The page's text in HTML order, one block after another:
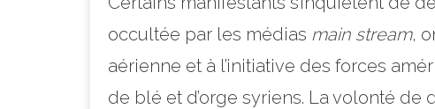
occultée par les médias main stream,
aérienne et à l’initiative des forces
de blé et d’orge syriens. La volonté